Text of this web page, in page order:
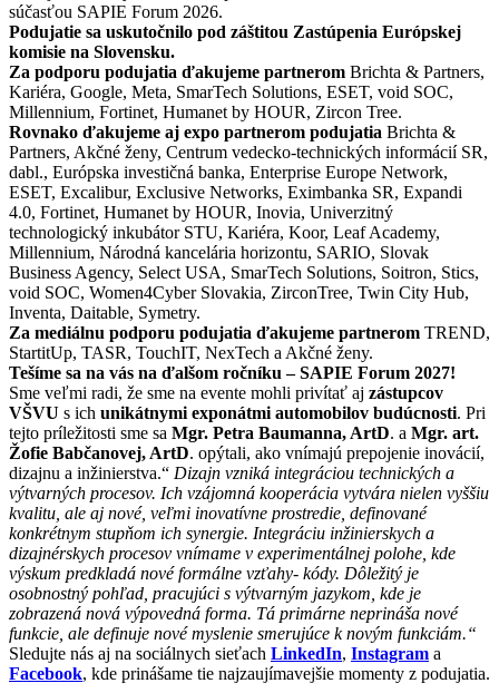
súčasťou SAPIE Forum 2026.
Podujatie sa uskutočnilo pod záštitou Zastúpenia Európskej
komisie na Slovensku.
Za podporu podujatia ďakujeme partnerom Brichta & Partners,
Kariéra, Google, Meta, SmarTech Solutions, ESET, void SOC,
Millennium, Fortinet, Humanet by HOUR, Zircon Tree.
Rovnako ďakujeme aj expo partnerom podujatia Brichta &
Partners, Akčné ženy, Centrum vedecko-technických informácií SR,
dabl., Európska investičná banka, Enterprise Europe Network,
ESET, Excalibur, Exclusive Networks, Eximbanka SR, Expandi
4.0, Fortinet, Humanet by HOUR, Inovia, Univerzitný
technologický inkubátor STU, Kariéra, Koor, Leaf Academy,
Millennium, Národná kancelária horizontu, SARIO, Slovak
Business Agency, Select USA, SmarTech Solutions, Soitron, Stics,
void SOC, Women4Cyber Slovakia, ZirconTree, Twin City Hub,
Inventa, Daitable, Symetry.
Za mediálnu podporu podujatia ďakujeme partnerom TREND,
StartitUp, TASR, TouchIT, NexTech a Akčné ženy.
Tešíme sa na vás na ďalšom ročníku – SAPIE Forum 2027!
Sme veľmi radi, že sme na evente mohli privítať aj zástupcov
VŠVU s ich unikátnymi exponátmi automobilov budúcnosti. Pri
tejto príležitosti sme sa Mgr. Petra Baumanna, ArtD. a Mgr. art.
Žofie Babčanovej, ArtD. opýtali, ako vnímajú prepojenie inovácií,
dizajnu a inžinierstva.“ Dizajn vzniká integráciou technických a
výtvarných procesov. Ich vzájomná kooperácia vytvára nielen vyššiu
kvalitu, ale aj nové, veľmi inovatívne prostredie, definované
konkrétnym stupňom ich synergie. Integráciu inžinierskych a
dizajnérskych procesov vnímame v experimentálnej polohe, kde
výskum predkladá nové formálne vzťahy- kódy. Dôležitý je
osobnostný pohľad, pracujúci s výtvarným jazykom, kde je
zobrazená nová výpovedná forma. Tá primárne neprináša nové
funkcie, ale definuje nové myslenie smerujúce k novým funkciám.“
Sledujte nás aj na sociálnych sieťach LinkedIn, Instagram a
Facebook, kde prinášame tie najzaujímavejšie momenty z podujatia.